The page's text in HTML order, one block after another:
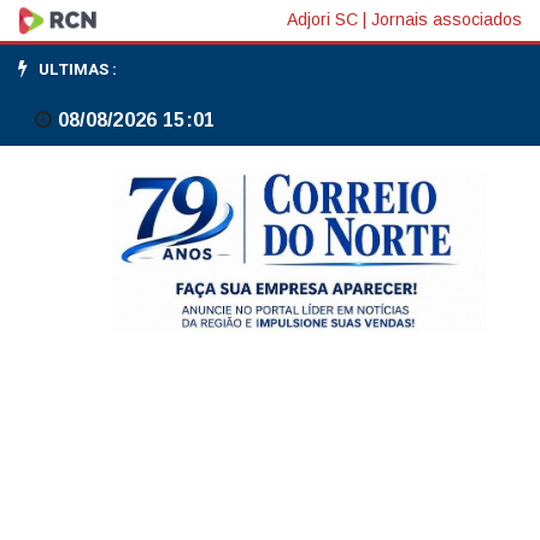
Bolsas
da
Europa
fecham
maioria
Adjori SC Jornais associados
ULTIMAS :
08/08/2026 15:01